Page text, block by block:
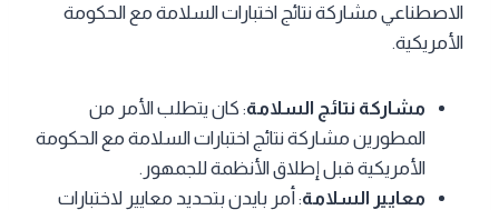
الاصطناعي مشاركة نتائج اختبارات السلامة مع الحكومة
الأمريكية.
مشاركة نتائج السلامة: كان يتطلب الأمر من
المطورين مشاركة نتائج اختبارات السلامة مع الحكومة
الأمريكية قبل إطلاق الأنظمة للجمهور.
معايير السلامة: أمر بايدن بتحديد معايير لاختبارات